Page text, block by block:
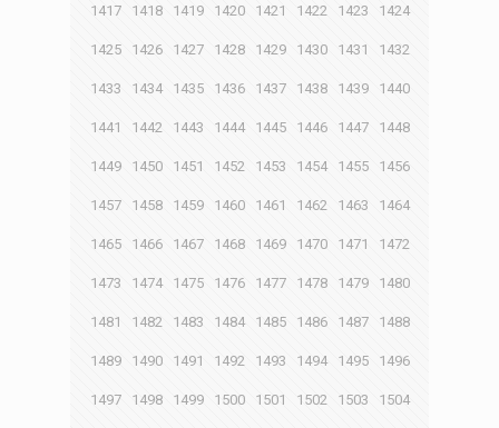
1417 1418 1419 1420 1421 1422 1423 1424
1425 1426 1427 1428 1429 1430 1431 1432
1433 1434 1435 1436 1437 1438 1439 1440
1441 1442 1443 1444 1445 1446 1447 1448
1449 1450 1451 1452 1453 1454 1455 1456
1457 1458 1459 1460 1461 1462 1463 1464
1465 1466 1467 1468 1469 1470 1471 1472
1473 1474 1475 1476 1477 1478 1479 1480
1481 1482 1483 1484 1485 1486 1487 1488
1489 1490 1491 1492 1493 1494 1495 1496
1497 1498 1499 1500 1501 1502 1503 1504